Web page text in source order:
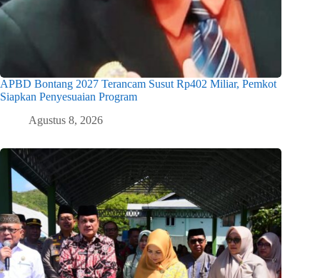
APBD Bontang 2027 Terancam Susut Rp402 Miliar, Pemkot
Siapkan Penyesuaian Program
Agustus 8, 2026